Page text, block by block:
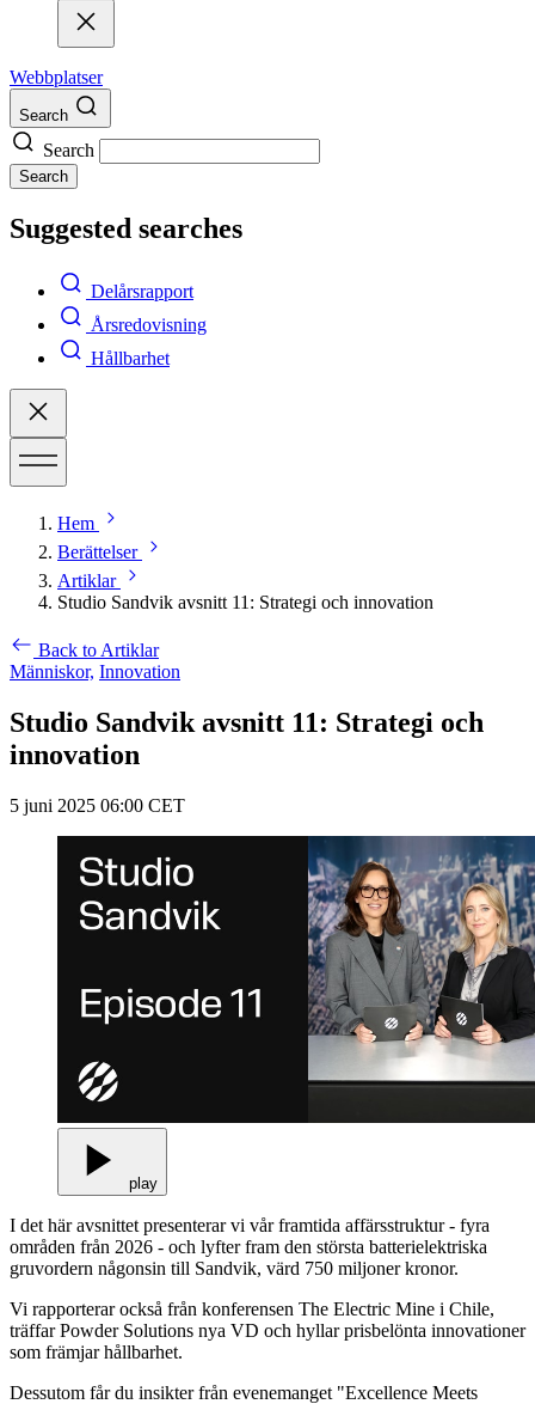
Webbplatser
Search
Search
Search
Suggested searches
Delårsrapport
Årsredovisning
Hållbarhet
Hem
Berättelser
Artiklar
Studio Sandvik avsnitt 11: Strategi och innovation
Back to Artiklar
Människor, Innovation
Studio Sandvik avsnitt 11: Strategi och
innovation
5 juni 2025 06:00 CET
play
I det här avsnittet presenterar vi vår framtida affärsstruktur - fyra
områden från 2026 - och lyfter fram den största batterielektriska
gruvordern någonsin till Sandvik, värd 750 miljoner kronor.
Vi rapporterar också från konferensen The Electric Mine i Chile,
träffar Powder Solutions nya VD och hyllar prisbelönta innovationer
som främjar hållbarhet.
Dessutom får du insikter från evenemanget "Excellence Meets